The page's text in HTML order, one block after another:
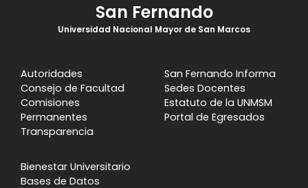
San Fernando
Universidad Nacional Mayor de San Marcos
Autoridades
Consejo de Facultad
Comisiones
Permanentes
Transparencia
San Fernando Informa
Sedes Docentes
Estatuto de la UNMSM
Portal de Egresados
Bienestar Universitario
Bases de Datos